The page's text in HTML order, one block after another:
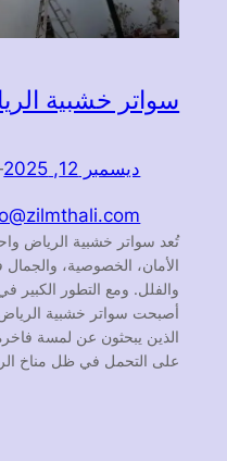
سواتر خشبية
ديسمبر 12, 2025
تُعد سواتر خشبية الرياض
الأمان، الخصوصية،
والفلل. ومع التطور الكبير
أصبحت سواتر خشبية الرياض
الذين يبحثون عن لمسة
على التحمل في ظل مناخ